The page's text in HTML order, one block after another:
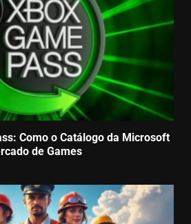
Como o Catálogo da Microsoft
de Games
Beyond Horizons: Liberdade
nas Estradas do